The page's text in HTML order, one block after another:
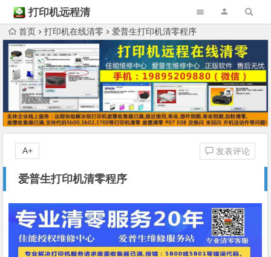
打印机远程清
零首页 打印机在线清零 爱普生打印机清零程序
爱普生打印机清零程序
发表评论
A+